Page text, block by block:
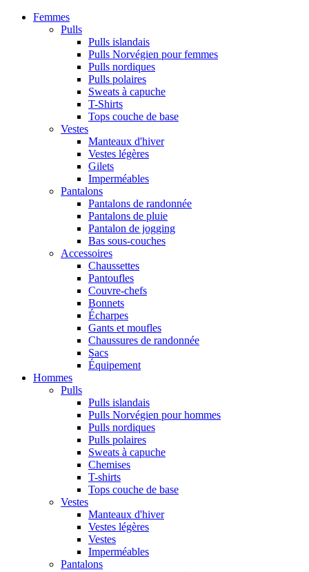
Femmes
Pulls
Pulls islandais
Pulls Norvégien pour femmes
Pulls nordiques
Pulls polaires
Sweats à capuche
T-Shirts
Tops couche de base
Vestes
Manteaux d'hiver
Vestes légères
Gilets
Imperméables
Pantalons
Pantalons de randonnée
Pantalons de pluie
Pantalon de jogging
Bas sous-couches
Accessoires
Chaussettes
Pantoufles
Couvre-chefs
Bonnets
Écharpes
Gants et moufles
Chaussures de randonnée
Sacs
Équipement
Hommes
Pulls
Pulls islandais
Pulls Norvégien pour hommes
Pulls nordiques
Pulls polaires
Sweats à capuche
Chemises
T-shirts
Tops couche de base
Vestes
Manteaux d'hiver
Vestes légères
Vestes
Imperméables
Pantalons